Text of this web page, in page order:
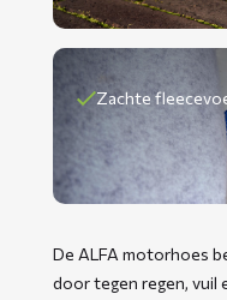
Zachte
De ALFA motorhoes
door tegen regen, vuil